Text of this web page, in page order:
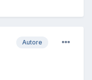
Autore